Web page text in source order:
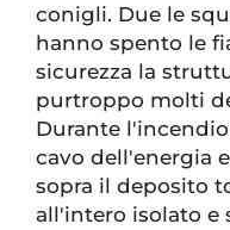
conigli. Due le
hanno spento le
sicurezza la
purtroppo molti
Durante
cavo dell'energia
sopra il deposito
all'intero isolato e